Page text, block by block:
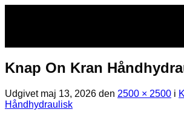
Knap On Kran
Udgivet maj 13, 2026 den 2500 × 2500 i
Håndhydraulisk